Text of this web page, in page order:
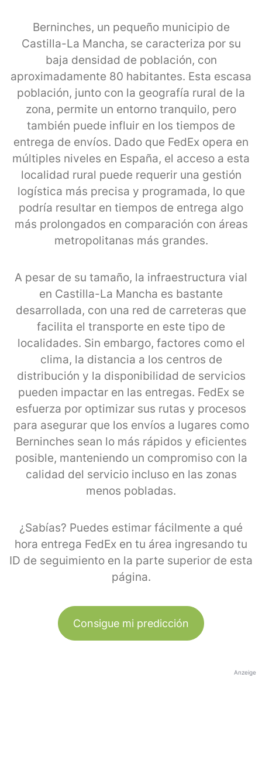
Berninches, un pequeño municipio de
Castilla-La Mancha, se caracteriza por su
baja densidad de población, con
aproximadamente 80 habitantes. Esta escasa
población, junto con la geografía rural de la
zona, permite un entorno tranquilo, pero
también puede influir en los tiempos de
entrega de envíos. Dado que FedEx opera en
múltiples niveles en España, el acceso a esta
localidad rural puede requerir una gestión
logística más precisa y programada, lo que
podría resultar en tiempos de entrega algo
más prolongados en comparación con áreas
metropolitanas más grandes.
A pesar de su tamaño, la infraestructura vial
en Castilla-La Mancha es bastante
desarrollada, con una red de carreteras que
facilita el transporte en este tipo de
localidades. Sin embargo, factores como el
clima, la distancia a los centros de
distribución y la disponibilidad de servicios
pueden impactar en las entregas. FedEx se
esfuerza por optimizar sus rutas y procesos
para asegurar que los envíos a lugares como
Berninches sean lo más rápidos y eficientes
posible, manteniendo un compromiso con la
calidad del servicio incluso en las zonas
menos pobladas.
¿Sabías? Puedes estimar fácilmente a qué
hora entrega FedEx en tu área ingresando tu
ID de seguimiento en la parte superior de esta
página.
Consigue mi predicción
Anzeige